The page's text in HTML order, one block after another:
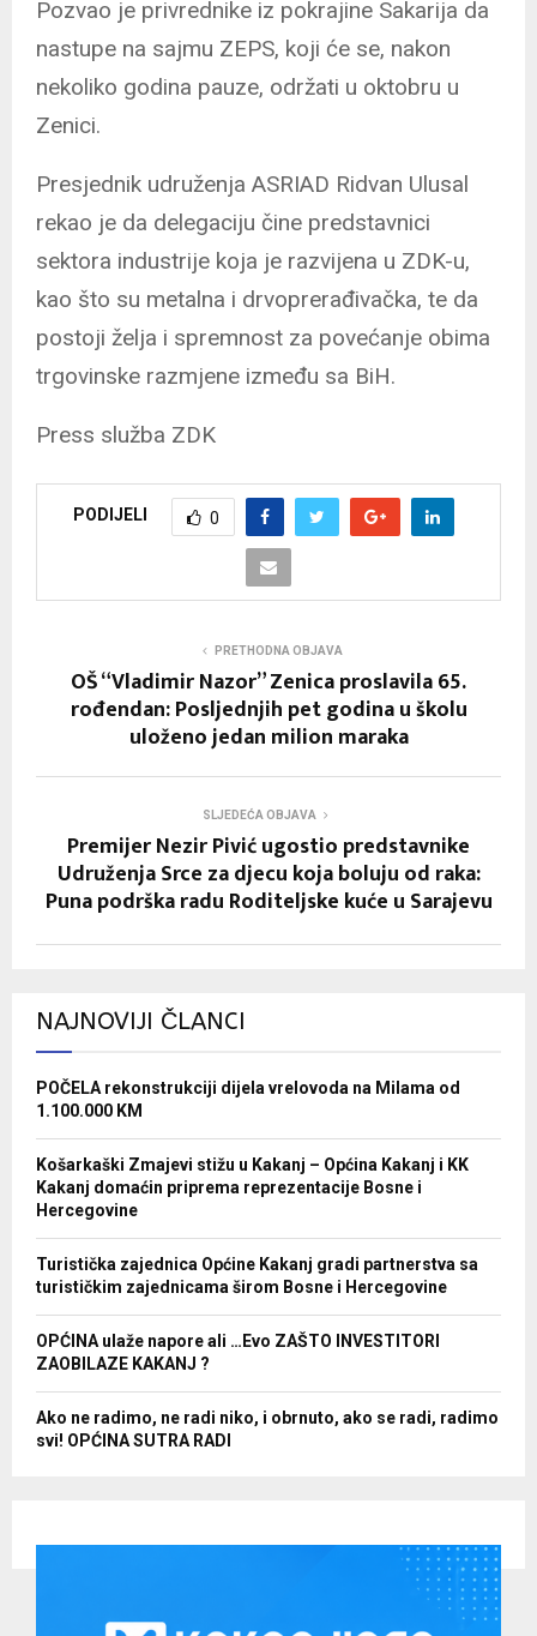
Pozvao je privrednike iz pokrajine Sakarija da
nastupe na sajmu ZEPS, koji će se, nakon
nekoliko godina pauze, održati u oktobru u
Zenici.
Presjednik udruženja ASRIAD Ridvan Ulusal
rekao je da delegaciju čine predstavnici
sektora industrije koja je razvijena u ZDK-u,
kao što su metalna i drvoprerađivačka, te da
postoji želja i spremnost za povećanje obima
trgovinske razmjene između sa BiH.
Press služba ZDK
PODIJELI 0
PRETHODNA OBJAVA
OŠ “Vladimir Nazor” Zenica proslavila 65.
rođendan: Posljednjih pet godina u školu
uloženo jedan milion maraka
SLJEDEĆA OBJAVA
Premijer Nezir Pivić ugostio predstavnike
Udruženja Srce za djecu koja boluju od raka:
Puna podrška radu Roditeljske kuće u Sarajevu
NAJNOVIJI ČLANCI
POČELA rekonstrukciji dijela vrelovoda na Milama od
1.100.000 KM
Košarkaški Zmajevi stižu u Kakanj – Općina Kakanj i KK
Kakanj domaćin priprema reprezentacije Bosne i
Hercegovine
Turistička zajednica Općine Kakanj gradi partnerstva sa
turističkim zajednicama širom Bosne i Hercegovine
OPĆINA ulaže napore ali …Evo ZAŠTO INVESTITORI
ZAOBILAZE KAKANJ ?
Ako ne radimo, ne radi niko, i obrnuto, ako se radi, radimo
svi! OPĆINA SUTRA RADI